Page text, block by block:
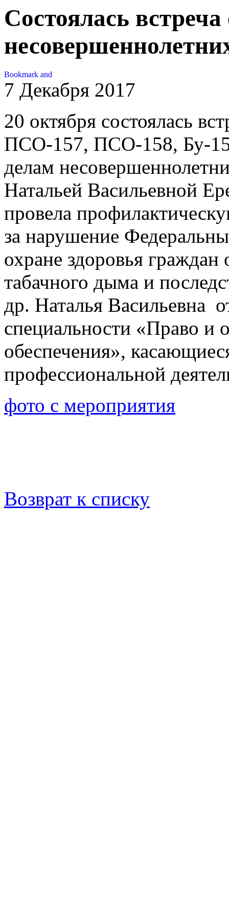
Состоялась
7 Декабря 2017
20 октября состоялась
ПСО-157, ПСО-158, Бу-
делам
Натальей Васильевной
провела
за нарушение
охране здоровья
табачного дыма и
др. Наталья Васильевна
специальности «Право и
обеспечения»,
профессиональной
фото с мероприятия
Возврат к списку